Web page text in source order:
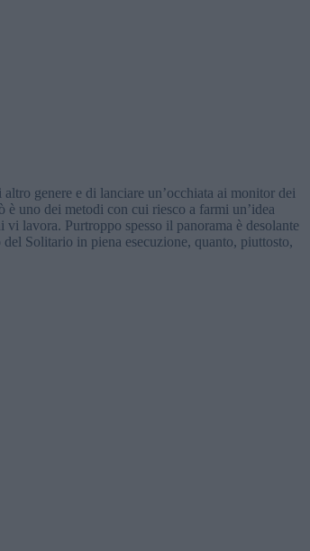
genere e di lanciare un’occhiata ai monitor dei
è uno dei metodi con cui riesco a farmi un’idea
lavora. Purtroppo spesso il panorama è desolante
Solitario in piena esecuzione, quanto, piuttosto,